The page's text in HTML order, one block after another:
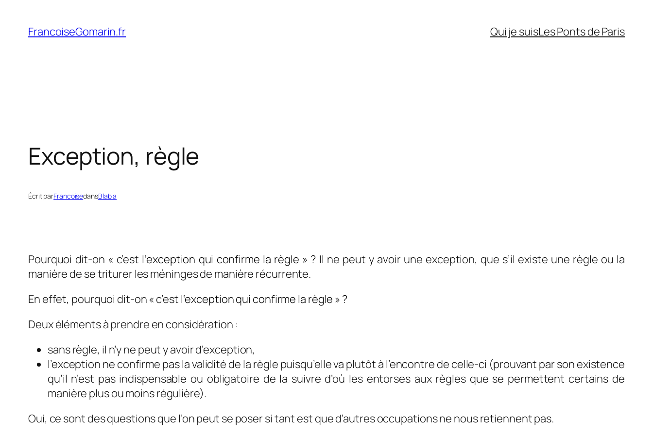
contenu
FrancoiseGomarin.fr Qui je suisLes Ponts de Paris
Exception, règle
Écrit parFrancoisedansBlabla
Pourquoi dit-on « c’est l‘exception qui confirme la règle » ? Il ne peut y avoir une exception, que s’il existe une règle ou la
manière de se triturer les méninges de manière récurrente.
En effet, pourquoi dit-on « c’est l‘exceptionqui confirme la règle » ?
Deux éléments à prendre en considération :
sans règle, il n’y ne peut y avoir d’exception,
l’exception ne confirme pas la validité de la règle puisqu’elle va plutôt à l’encontre de celle-ci (prouvant par son existence
qu’il n’est pas indispensable ou obligatoire de la suivre d’où les entorses aux règles que se permettent certains de
manière plus ou moins régulière).
Oui, ce sont des questions que l’on peut se poser si tant est que d’autres occupations ne nous retiennent pas.